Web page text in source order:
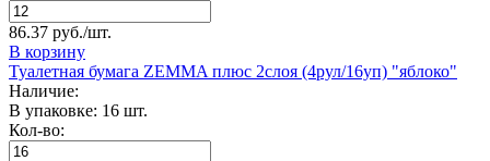
86.37 руб./шт.
В корзину
Туалетная бумага ZEMMA плюс 2слоя (4рул/16уп) "яблоко"
Наличие:
В упаковке: 16 шт.
Кол-во: